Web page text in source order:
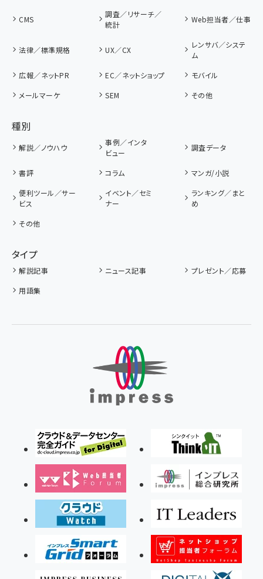
CMS
調査／リサーチ／
統計
Web担当者／仕事
法律／標準規格 UX／CX
レンサバ／システ
ム
広報／ネットPR
EC／ネットショップ
モバイル
メールマーケ
SEM その他
種別
解説／ノウハウ
事例／インタ
ビュー
調査データ
書評 コラム
マンガ/小説
便利ツール／サー
ビス
イベント／セミ
ナー
ランキング／まと
め
その他
タイプ
解説記事 ニュース記事
プレゼント／応募
用語集